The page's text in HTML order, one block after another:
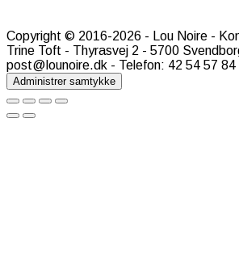
Copyright © 2016-2026 - Lou Noire -
Trine Toft - Thyrasvej 2 - 5700
post@lounoire.dk - Telefon: 42 54 57 84
Administrer samtykke